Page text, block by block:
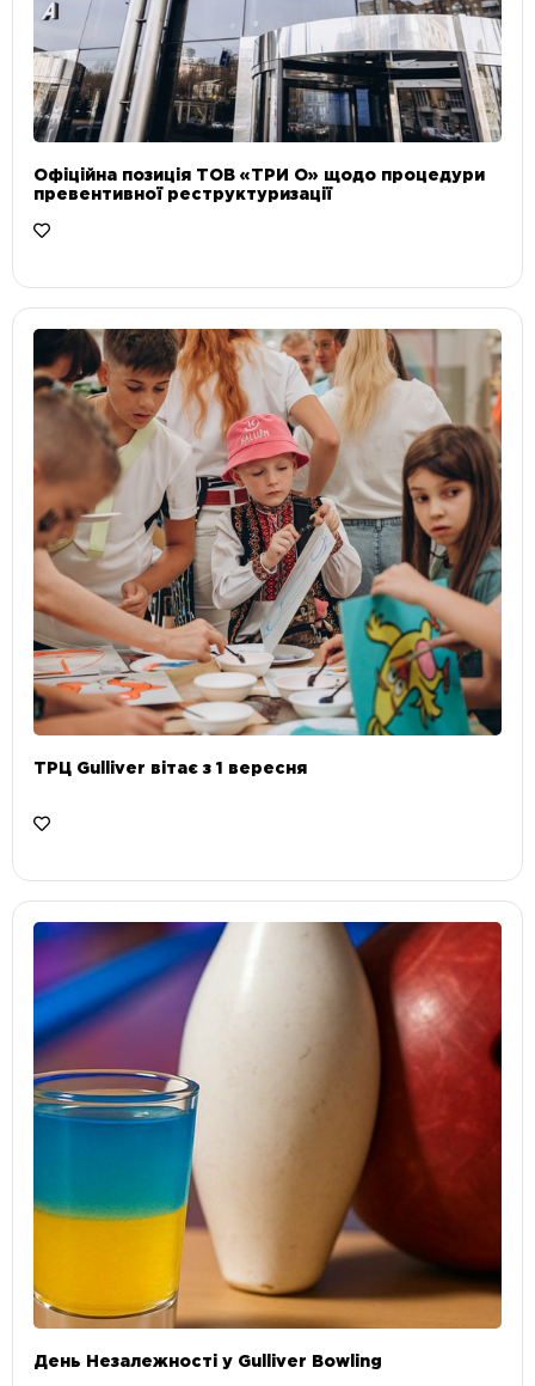
Офіційна позиція ТОВ «ТРИ О» щодо процедури
превентивної реструктуризації
ТРЦ Gulliver вітає з 1 вересня
День Незалежності у Gulliver Bowling